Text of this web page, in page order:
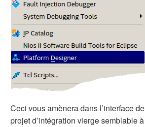
Ceci vous amènera dans l’interface
projet d’intégration vierge semblable